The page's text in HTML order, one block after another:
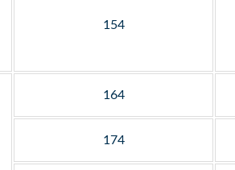
154
164
174